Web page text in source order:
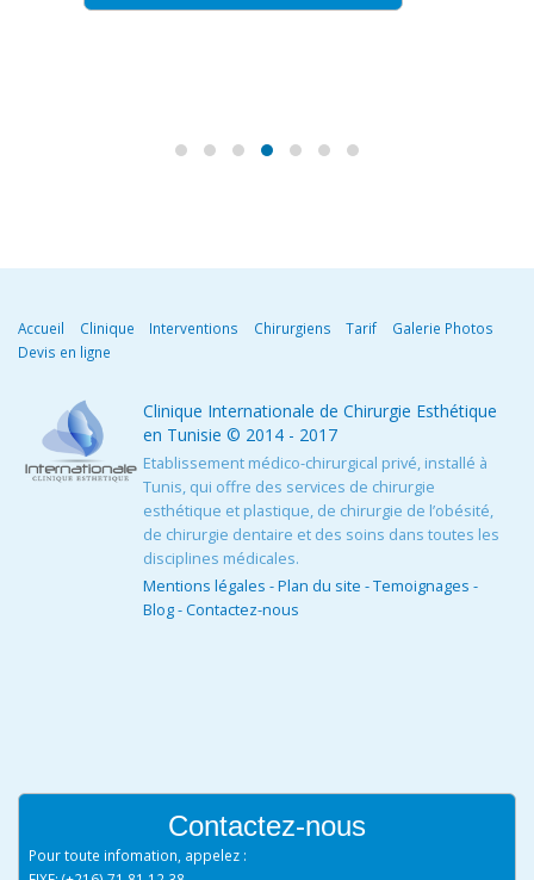
Accueil Clinique Interventions Chirurgiens Tarif
Galerie Photos
Devis en ligne
Clinique Internationale de Chirurgie Esthétique
en Tunisie © 2014 - 2017
Etablissement médico-chirurgical privé, installé à
Tunis, qui offre des services de chirurgie
esthétique et plastique, de chirurgie de l’obésité,
de chirurgie dentaire et des soins dans toutes les
disciplines médicales.
Mentions légales -Plan du site -Temoignages -
Blog-Contactez-nous
Contactez-nous
Pour toute infomation, appelez :